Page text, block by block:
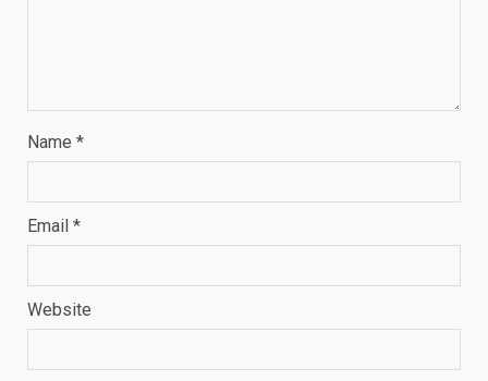
Name *
Email *
Website